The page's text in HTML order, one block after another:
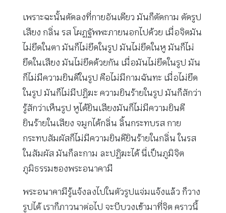
เพราะฉะนั้นตัดลงที่กายอันเดียว มันก็ตัดกาม ตัดรูป
เสียง กลิ่น รส โผฏฐัพพะภายนอกไปด้วย เมื่อจิตมัน
ไม่ยึดในตา มันก็ไม่ยึดในรูป มันไม่ยึดในหู มันก็ไม่
ยึดในเสียง มันไม่ยึดด้วยกัน เมื่อมันไม่ยึดในรูป มัน
ก็ไม่มีความยินดีในรูป คือไม่มีกามฉันทะ เมื่อไม่ยึด
ในรูป มันก็ไม่มีปฏิฆะ ความยินร้ายในรูป มันก็สักว่า
รู้สักว่าเห็นรูป หูได้ยินเสียงมันก็ไม่มีความยินดี
ยินร้ายในเสียง จมูกได้กลิ่น ลิ้นกระทบรส กาย
กระทบสัมผัสก็ไม่มีความยินดียินร้ายในกลิ่น ในรส
ในสัมผัส มันก็ละกาม ละปฏิฆะได้ นี่เป็นภูมิจิต
ภูมิธรรมของพระอนาคามี
พระอนาคามีรู้แจ้งลงไปในตัวรูปแจ่มแจ้งแล้ว ก็วาง
รูปได้ เราก็ภาวนาต่อไป จะบีบวงเข้ามาที่จิต คราวนี้